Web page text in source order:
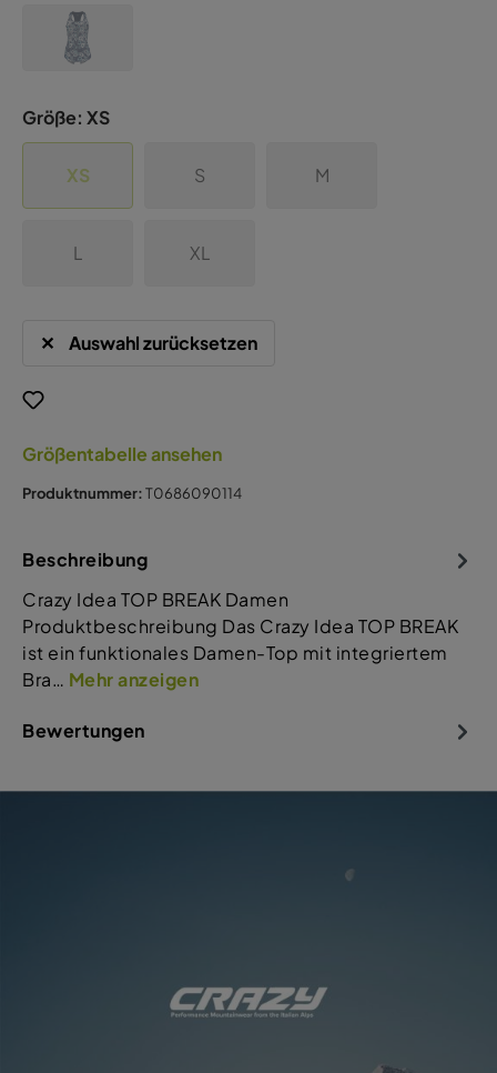
Größe: XS
XS S M
L XL
Auswahl zurücksetzen
Größentabelle ansehen
Produktnummer:T0686090114
Beschreibung
Crazy Idea TOP BREAK Damen
Produktbeschreibung Das Crazy Idea TOP BREAK
ist ein funktionales Damen-Top mit integriertem
Bra… Mehr anzeigen
Bewertungen